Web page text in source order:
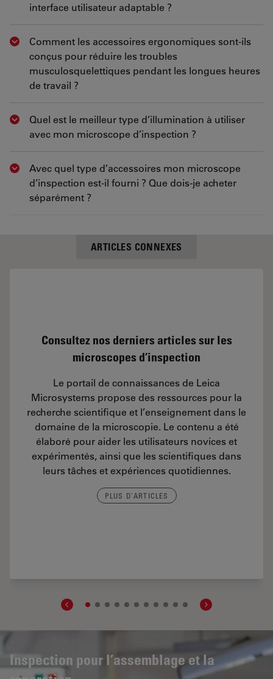
interface utilisateur adaptable ?
Show answer
Comment les accessoires ergonomiques sont-ils
conçus pour réduire les troubles
musculosquelettiques pendant les longues heures
de travail ?
Show answer
Quel est le meilleur type d’illumination à utiliser
avec mon microscope d’inspection ?
Show answer
Avec quel type d’accessoires mon microscope
d’inspection est-il fourni ? Que dois-je acheter
séparément ?
ARTICLES CONNEXES
Consultez nos derniers articles sur les
microscopes d’inspection
Le portail de connaissances de Leica
Microsystems propose des ressources pour la
recherche scientifique et l’enseignement dans le
domaine de la microscopie. Le contenu a été
élaboré pour aider les utilisateurs novices et
expérimentés, ainsi que les scientifiques dans
leurs tâches et expériences quotidiennes.
PLUS D’ARTICLES
Inspection pour l’assemblage et la